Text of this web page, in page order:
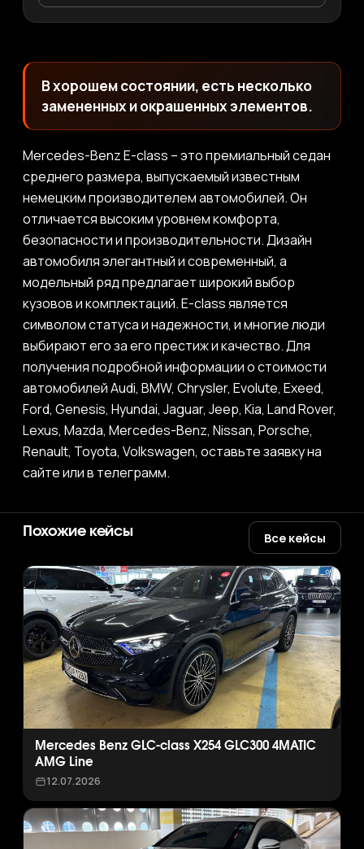
В хорошем состоянии, есть несколько
замененных и окрашенных элементов.
Mercedes-Benz E-class – это премиальный седан
среднего размера, выпускаемый известным
немецким производителем автомобилей. Он
отличается высоким уровнем комфорта,
безопасности и производительности. Дизайн
автомобиля элегантный и современный, а
модельный ряд предлагает широкий выбор
кузовов и комплектаций. E-class является
символом статуса и надежности, и многие люди
выбирают его за его престиж и качество. Для
получения подробной информации о стоимости
автомобилей Audi, BMW, Chrysler, Evolute, Exeed,
Ford, Genesis, Hyundai, Jaguar, Jeep, Kia, Land Rover,
Lexus, Mazda, Mercedes-Benz, Nissan, Porsche,
Renault, Toyota, Volkswagen, оставьте заявку на
сайте или в телеграмм.
Похожие кейсы Все кейсы
Mercedes Benz GLC-class X254 GLC300 4MATIC
AMG Line
12.07.2026